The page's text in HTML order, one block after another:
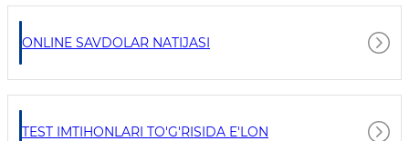
ONLINE SAVDOLAR NATIJASI
TEST IMTIHONLARI TO'G'RISIDA E'LON